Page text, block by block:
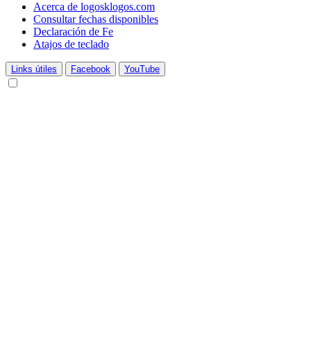
Acerca de logosklogos.com
Consultar fechas disponibles
Declaración de Fe
Atajos de teclado
Links útiles Facebook YouTube